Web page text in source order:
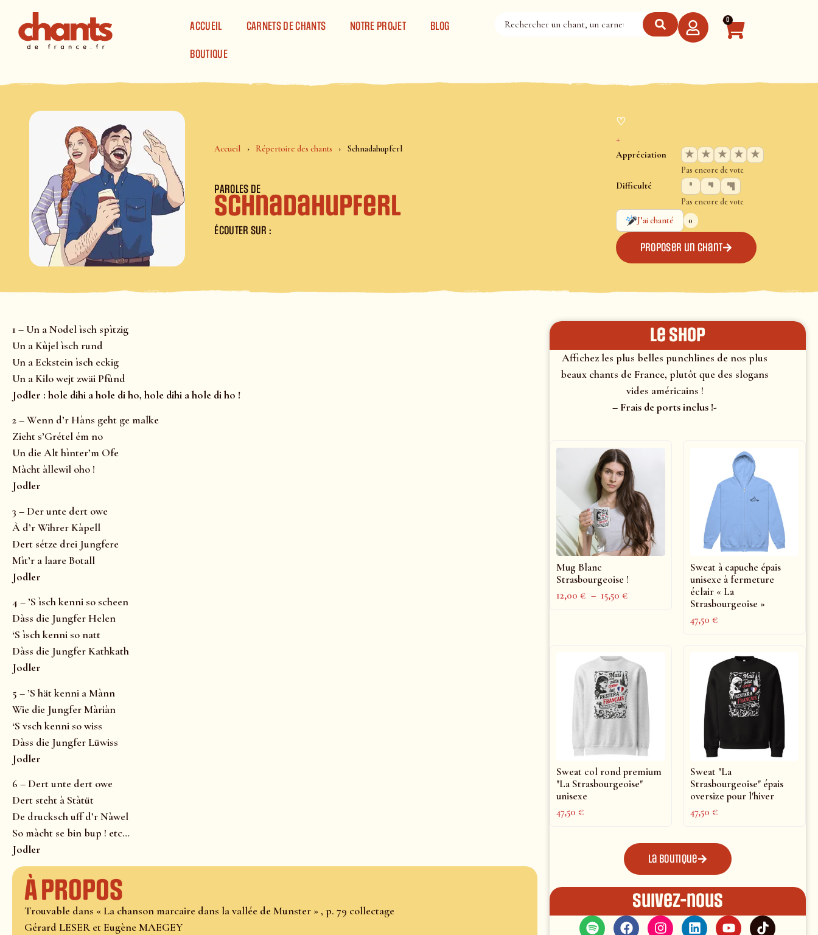
ACCUEIL
CARNETS DE CHANTS NOTRE PROJET BLOG
BOUTIQUE
0
Accueil Répertoire des chants Schnadahupferl
PAROLES DE
Schnadahupferl
ÉCOUTER SUR :
♡
+
Appréciation ★ ★ ★ ★ ★
Pas encore de vote
Difficulté
Pas encore de vote
J’ai chanté
0
Proposer un chant
1 – Un a Nodel ìsch spìtzig
Un a Kùjel ìsch rund
Un a Eckstein ìsch eckig
Un a Kilo wejt zwäi Pfùnd
Jodler : hole dihi a hole di ho, hole dihi a hole di ho !
2 – Wenn d’r Hàns geht ge malke
Zieht s’Grétel ém no
Un die Alt hìnter’m Ofe
Màcht àllewil oho !
Jodler
3 – Der unte dert owe
À d’r Wihrer Kàpell
Dert sétze drei Jungfere
Mìt’r a laare Botall
Jodler
4 – ’S ìsch kenni so scheen
Dàss die Jungfer Helen
‘S ìsch kenni so natt
Dàss die Jungfer Kathkath
Jodler
5 – ’S hät kenni a Mànn
Wie die Jungfer Màriàn
‘S vsch kenni so wiss
Dàss die Jungfer Lüwiss
Jodler
6 – Dert unte dert owe
Dert steht à Stàtüt
De drucksch uff d’r Nàwel
So màcht se bin bup ! etc…
Jodler
À propos
Trouvable dans « La chanson marcaire dans la vallée de Munster » , p. 79 collectage
Gérard LESER et Eugène MAEGEY
le shop
Affichez les plus belles punchlines de nos plus
beaux chants de France, plutôt que des slogans
vides américains !
– Frais de ports inclus !-
Mug Blanc
Strasbourgeoise !
12,00€ – 15,50€
Sweat à capuche épais
unisexe à fermeture
éclair « La
Strasbourgeoise »
47,50€
Sweat col rond premium
"La Strasbourgeoise"
unisexe
47,50€
Sweat "La
Strasbourgeoise" épais
oversize pour l'hiver
47,50€
La boutique
Suivez-nous